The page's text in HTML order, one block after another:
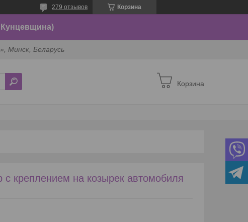
Корзина
279 отзывов
Минск, Беларусь
Корзина
с креплением на козырек автомобиля